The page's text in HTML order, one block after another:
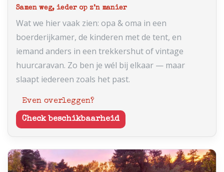
Samen weg, ieder op z’n manier
Wat we hier vaak zien: opa & oma in een
boerderijkamer, de kinderen met de tent, en
iemand anders in een trekkershut of vintage
huurcaravan. Zo ben je wél bij elkaar — maar
slaapt iedereen zoals het past.
Even overleggen?
Check beschikbaarheid